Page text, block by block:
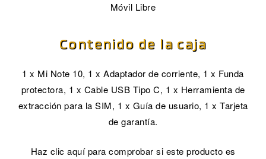
Móvil Libre
Contenido de la caja
1 x Mi Note 10, 1 x Adaptador de corriente, 1 x Funda
protectora, 1 x Cable USB Tipo C, 1 x Herramienta de
extracción para la SIM, 1 x Guía de usuario, 1 x Tarjeta
de garantía.
Haz clic aquí para comprobar si este producto es